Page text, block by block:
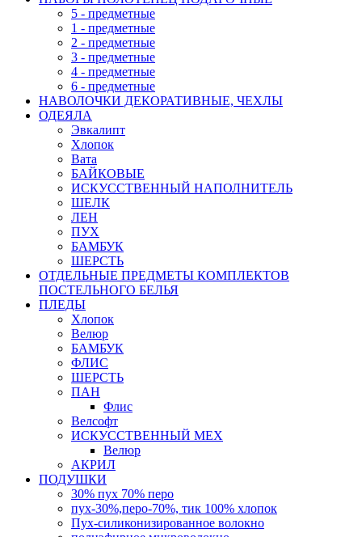
5 - предметные
1 - предметные
2 - предметные
3 - предметные
4 - предметные
6 - предметные
НАВОЛОЧКИ ДЕКОРАТИВНЫЕ, ЧЕХЛЫ
ОДЕЯЛА
Эвкалипт
Хлопок
Вата
БАЙКОВЫЕ
ИСКУССТВЕННЫЙ НАПОЛНИТЕЛЬ
ШЕЛК
ЛЕН
ПУХ
БАМБУК
ШЕРСТЬ
ОТДЕЛЬНЫЕ ПРЕДМЕТЫ КОМПЛЕКТОВ
ПОСТЕЛЬНОГО БЕЛЬЯ
ПЛЕДЫ
Хлопок
Велюр
БАМБУК
ФЛИС
ШЕРСТЬ
ПАН
Флис
Велсофт
ИСКУССТВЕННЫЙ МЕХ
Велюр
АКРИЛ
ПОДУШКИ
30% пух 70% перо
пух-30%,перо-70%, тик 100% хлопок
Пух-силиконизированное волокно